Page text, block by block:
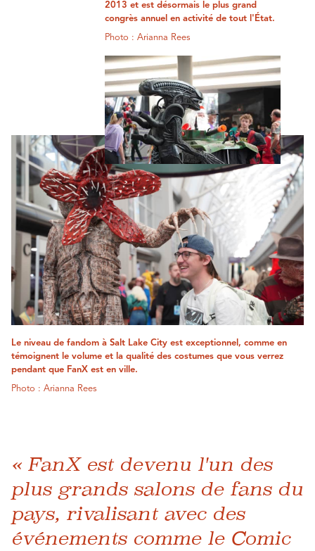
2013 et est désormais le plus grand
congrès annuel en activité de tout l'État.
Photo : Arianna Rees
Le niveau de fandom à Salt Lake City est exceptionnel, comme en
témoignent le volume et la qualité des costumes que vous verrez
pendant que FanX est en ville.
Photo : Arianna Rees
« FanX est devenu l'un des
plus grands salons de fans du
pays, rivalisant avec des
événements comme le Comic